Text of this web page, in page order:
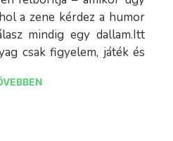
a zene kérdez a humor
mindig egy dallam.Itt
csak figyelem, játék és
nélkül.Online